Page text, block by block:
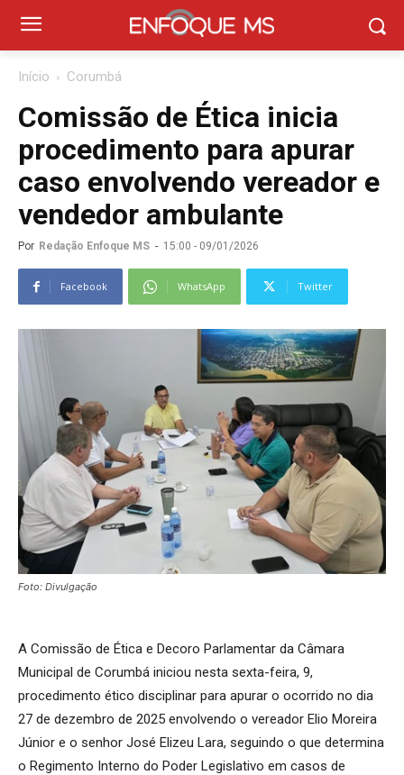
Início Corumbá
Comissão de Ética inicia
procedimento para apurar
caso envolvendo vereador e
vendedor ambulante
Por Redação Enfoque MS - 15:00 - 09/01/2026
Facebook WhatsApp Twitter
Foto: Divulgação
A Comissão de Ética e Decoro Parlamentar da Câmara
Municipal de Corumbá iniciou nesta sexta-feira, 9,
procedimento ético disciplinar para apurar o ocorrido no dia
27 de dezembro de 2025 envolvendo o vereador Elio Moreira
Júnior e o senhor José Elizeu Lara, seguindo o que determina
o Regimento Interno do Poder Legislativo em casos de